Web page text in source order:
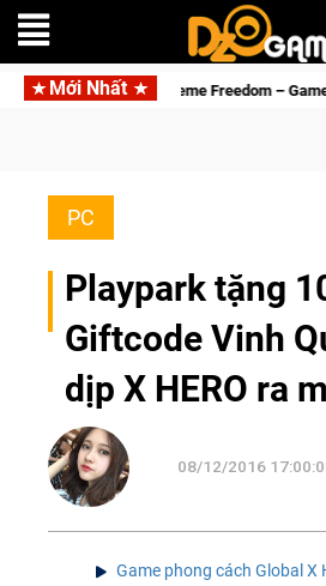
Mới Nhất
Trial Xtreme Freedom – Game đua xe
PC
Playpark tặng
Giftcode Vinh
dịp X HERO ra
08/12/2016
Game phong cách Global X